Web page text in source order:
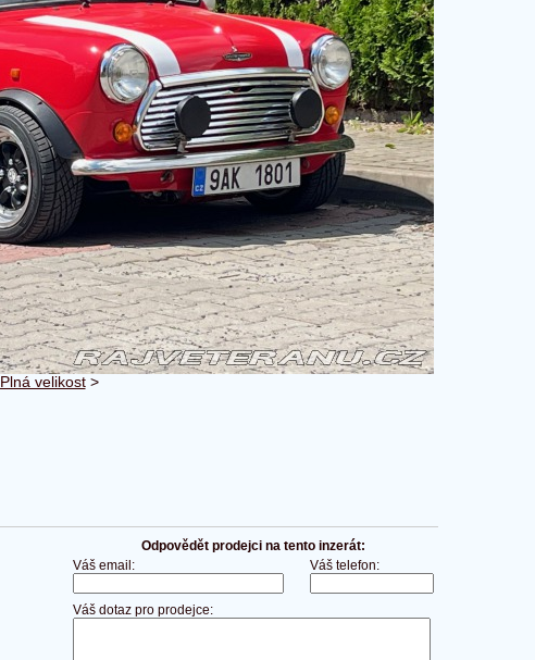
Plná velikost>
Odpovědět prodejci na tento inzerát:
Váš email:
Váš telefon:
Váš dotaz pro prodejce: